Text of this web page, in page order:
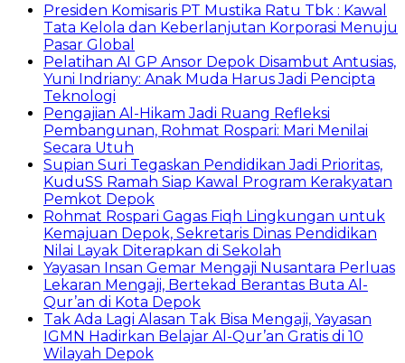
Presiden Komisaris PT Mustika Ratu Tbk : Kawal
Tata Kelola dan Keberlanjutan Korporasi Menuju
Pasar Global
Pelatihan AI GP Ansor Depok Disambut Antusias,
Yuni Indriany: Anak Muda Harus Jadi Pencipta
Teknologi
Pengajian Al-Hikam Jadi Ruang Refleksi
Pembangunan, Rohmat Rospari: Mari Menilai
Secara Utuh
Supian Suri Tegaskan Pendidikan Jadi Prioritas,
KuduSS Ramah Siap Kawal Program Kerakyatan
Pemkot Depok
Rohmat Rospari Gagas Fiqh Lingkungan untuk
Kemajuan Depok, Sekretaris Dinas Pendidikan
Nilai Layak Diterapkan di Sekolah
Yayasan Insan Gemar Mengaji Nusantara Perluas
Lekaran Mengaji, Bertekad Berantas Buta Al-
Qur’an di Kota Depok
Tak Ada Lagi Alasan Tak Bisa Mengaji, Yayasan
IGMN Hadirkan Belajar Al-Qur’an Gratis di 10
Wilayah Depok